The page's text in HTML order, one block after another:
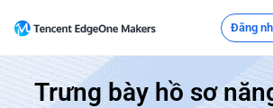
Đăng
Trưng bày hồ sơ